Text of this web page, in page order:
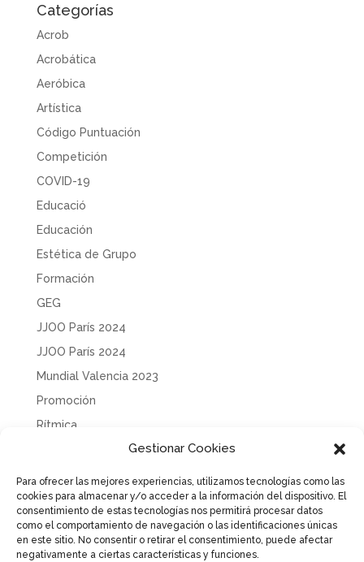
Gestionar Cookies
Para ofrecer las mejores experiencias, utilizamos tecnologías como las
cookies para almacenar y/o acceder a la información del dispositivo. El
consentimiento de estas tecnologías nos permitirá procesar datos
como el comportamiento de navegación o las identificaciones únicas
en este sitio. No consentir o retirar el consentimiento, puede afectar
negativamente a ciertas características y funciones.
Categorías
Acrob
Acrobática
Aeróbica
Artística
Código Puntuación
Competición
COVID-19
Educació
Educación
Estética de Grupo
Formación
GEG
JJOO París 2024
JJOO París 2024
Mundial Valencia 2023
Promoción
Rítmica
Tecnificación
Uncategorized